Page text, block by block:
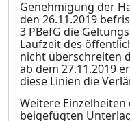
Genehmigung der
den 26.11.2019
3 PBefG die Gel
Laufzeit des
nicht überschreiten
ab dem 27.11.2019
diese Linien die
Weitere
beigefügten